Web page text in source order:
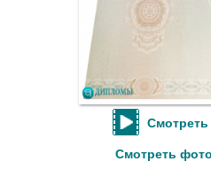
Смотреть